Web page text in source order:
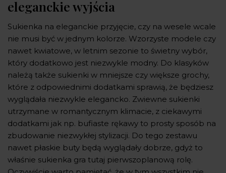
eleganckie wyjścia
Sukienka na eleganckie przyjęcie, czy na wesele wcale
nie musi być w jednym kolorze. Wzorzyste modele czy
nawet kwiatowe, w letnim sezonie to świetny wybór,
który dodatkowo jest niezwykle modny. Do klasyków
należą także sukienki w mniejsze czy większe grochy,
które z odpowiednimi dodatkami sprawią, że będziesz
wyglądała niezwykle elegancko. Zwiewne sukienki
utrzymane w romantycznym klimacie, z ciekawymi
dodatkami jak np. bufiaste rękawy to prosty sposób na
zbudowanie niezwykłej stylizacji. Do tego zestawu
nawet płaskie buty będą wyglądały dobrze, gdyż to
właśnie sukienka gra tutaj pierwszoplanową rolę.